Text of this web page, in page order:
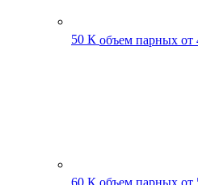
50 К объем парных от
60 К объем парных от